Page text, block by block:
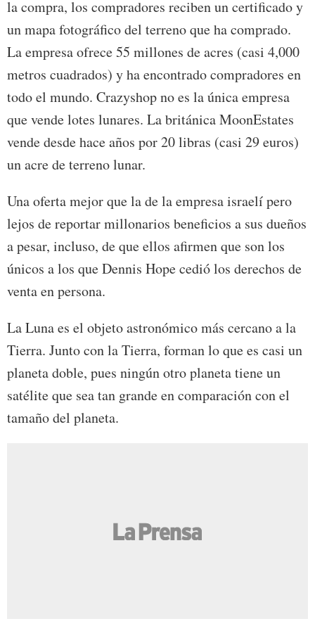
la compra, los compradores reciben un certificado y
un mapa fotográfico del terreno que ha comprado.
La empresa ofrece 55 millones de acres (casi 4,000
metros cuadrados) y ha encontrado compradores en
todo el mundo. Crazyshop no es la única empresa
que vende lotes lunares. La británica MoonEstates
vende desde hace años por 20 libras (casi 29 euros)
un acre de terreno lunar.
Una oferta mejor que la de la empresa israelí pero
lejos de reportar millonarios beneficios a sus dueños
a pesar, incluso, de que ellos afirmen que son los
únicos a los que Dennis Hope cedió los derechos de
venta en persona.
La Luna es el objeto astronómico más cercano a la
Tierra. Junto con la Tierra, forman lo que es casi un
planeta doble, pues ningún otro planeta tiene un
satélite que sea tan grande en comparación con el
tamaño del planeta.